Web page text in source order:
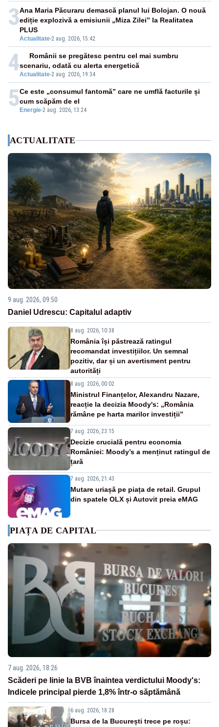
3
Actualitate-2 aug. 2026, 15:42
Ana Maria Păcuraru demască planul lui Bolojan. O nouă
ediție explozivă a emisiunii „Miza Zilei” la Realitatea
PLUS
4Actualitate-2 aug. 2026, 19:34
Românii se pregătesc pentru cel mai sumbru
scenariu, odată cu alerta energetică
5 Energie-2 aug. 2026, 13:24
Ce este „consumul fantomă” care ne umflă facturile și
cum scăpăm de el
ACTUALITATE
9 aug. 2026, 09:50
Daniel Udrescu: Capitalul adaptiv
8 aug. 2026, 10:38
România își păstrează ratingul
recomandat investițiilor. Un semnal
pozitiv, dar și un avertisment pentru
autorități
8 aug. 2026, 00:02
Ministrul Finanțelor, Alexandru Nazare,
reacție la decizia Moody's: „România
rămâne pe harta marilor investiții”
7 aug. 2026, 23:15
Decizie crucială pentru economia
României: Moody’s a menținut ratingul de
țară
7 aug. 2026, 21:43
Mutare uriașă pe piața de retail. Grupul
din spatele OLX și Autovit preia eMAG
PIAȚA DE CAPITAL
7 aug. 2026, 18:26
Scăderi pe linie la BVB înaintea verdictului Moody's:
Indicele principal pierde 1,8% într-o săptămână
6 aug. 2026, 18:28
Bursa de la București trece pe roșu: